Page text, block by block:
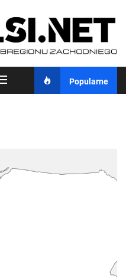
Popularne